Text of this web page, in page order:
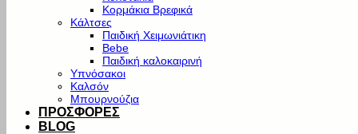
Κορμάκια Βρεφικά
Κάλτσες
Παιδική Χειμωνιάτικη
Bebe
Παιδική καλοκαιρινή
Υπνόσακοι
Καλσόν
Μπουρνούζια
ΠΡΟΣΦΟΡΕΣ
BLOG